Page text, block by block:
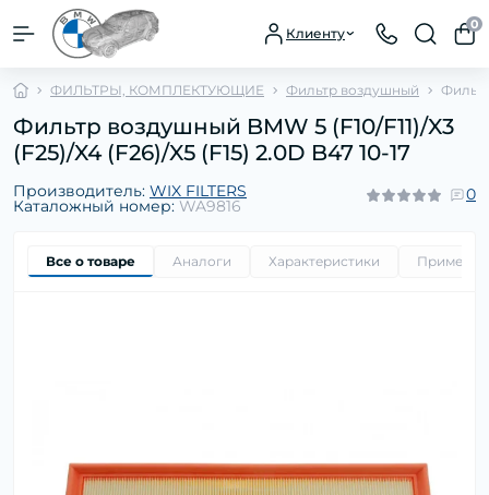
Клиенту
0
ФИЛЬТРЫ, КОМПЛЕКТУЮЩИЕ Фильтр воздушный
Фильтр воздушный BMW 5 (F10/F11)/X3
(F25)/X4 (F26)/X5 (F15) 2.0D B47 10-17
Производитель: WIX FILTERS
Каталожный номер: WA9816
0
Все о товаре Аналоги Характеристики